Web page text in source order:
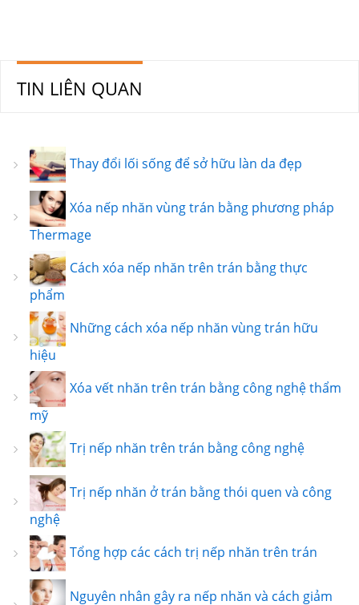
TIN LIÊN QUAN
Thay đổi lối sống để sở hữu làn da đẹp
Xóa nếp nhăn vùng trán bằng phương pháp
Thermage
Cách xóa nếp nhăn trên trán bằng thực
phẩm
Những cách xóa nếp nhăn vùng trán hữu
hiệu
Xóa vết nhăn trên trán bằng công nghệ thẩm
mỹ
Trị nếp nhăn trên trán bằng công nghệ
Trị nếp nhăn ở trán bằng thói quen và công
nghệ
Tổng hợp các cách trị nếp nhăn trên trán
Nguyên nhân gây ra nếp nhăn và cách giảm